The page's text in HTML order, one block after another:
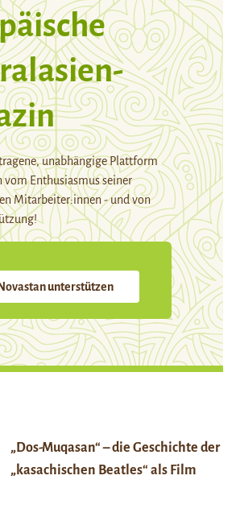
unabhängige Plattform
vom Enthusiasmus seiner
Mitarbeiter:innen - und von
Novastan unterstützen
„Dos-Muqasan“ – die Geschichte der
„kasachischen Beatles“ als Film